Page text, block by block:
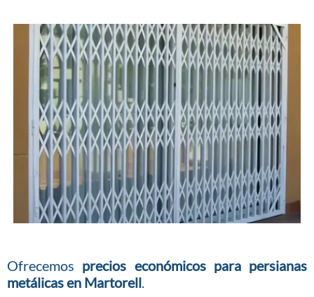
Ofrecemos precios económicos para persianas
metálicas en Martorell.